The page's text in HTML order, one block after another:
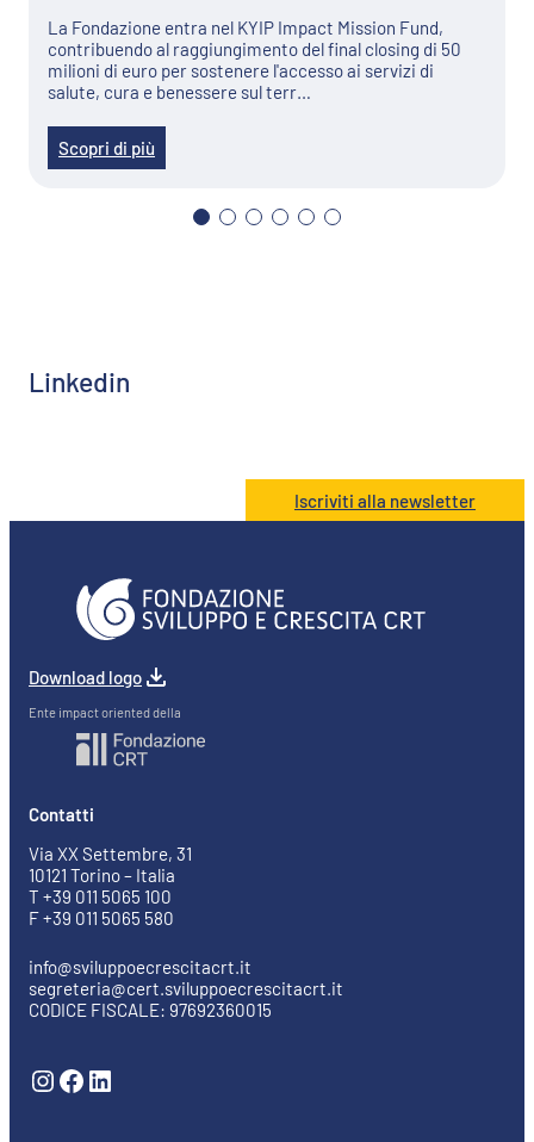
La Fondazione entra nel KYIP Impact Mission Fund,
contribuendo al raggiungimento del final closing di 50
milioni di euro per sostenere l'accesso ai servizi di
salute, cura e benessere sul terr…
Scopri di più
Linkedin
Iscriviti alla newsletter
Download logo
Ente impact oriented della
Contatti
Via XX Settembre, 31
10121 Torino – Italia
T +39 011 5065 100
F +39 011 5065 580
info@sviluppoecrescitacrt.it
segreteria@cert.sviluppoecrescitacrt.it
CODICE FISCALE: 97692360015
Instagram Facebook LinkedIn